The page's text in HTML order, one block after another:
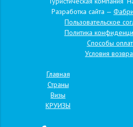
Разработка сайта —
Пользовательское
Политика
Способы
Условия
Главная
Страны
Визы
КРУИЗЫ